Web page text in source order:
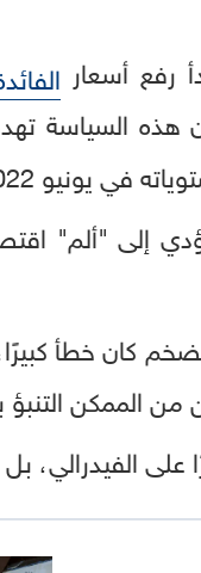
رفع أسعار
هذه السياسة
في يونيو 2022.
إلى "ألم"
كان خطأ
الممكن التنبؤ
على الفيدرالي،